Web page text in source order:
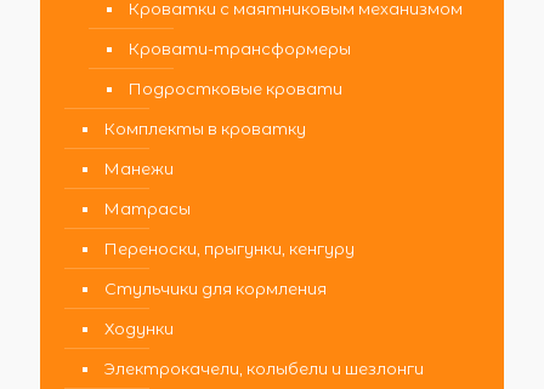
Кроватки с маятниковым механизмом
Кровати-трансформеры
Подростковые кровати
Комплекты в кроватку
Манежи
Матрасы
Переноски, прыгунки, кенгуру
Стульчики для кормления
Ходунки
Электрокачели, колыбели и шезлонги